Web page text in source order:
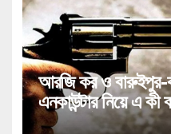
আরজি কর ও বারুইপুর-
এনকাউন্টার নিয়ে এ কী
চেয়ারপার্সন!